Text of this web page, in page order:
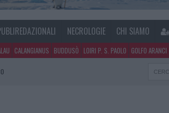
NECROLOGIE CHI SIAMO
CALANGIANUS BUDDUSÒ LOIRI P. S. PAOLO GOLFO ARANCI